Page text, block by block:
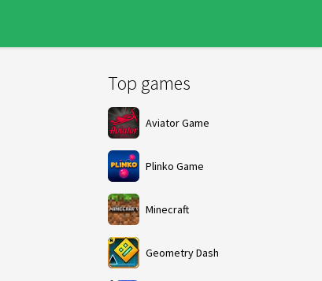
Top games
Aviator Game
Plinko Game
Minecraft
Geometry Dash